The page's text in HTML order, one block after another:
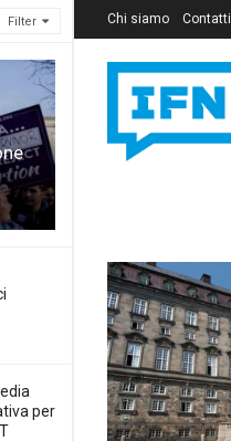
Filter
per
Chi siamo Contatti